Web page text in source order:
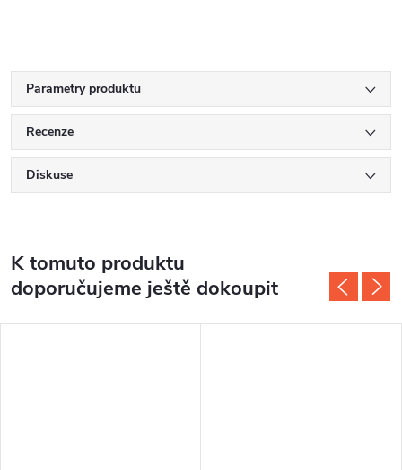
Parametry produktu
Recenze
Diskuse
K tomuto produktu
doporučujeme ještě dokoupit